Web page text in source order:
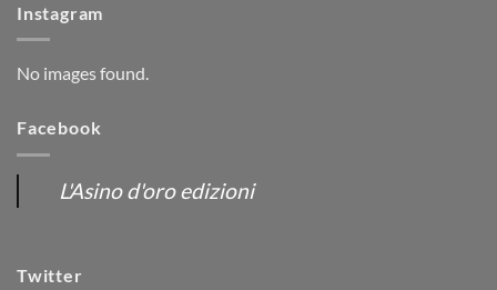
Instagram
No images found.
Facebook
L'Asino d'oro edizioni
Twitter